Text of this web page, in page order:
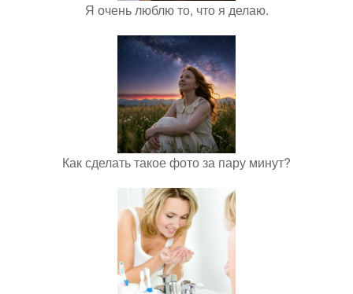
Я очень люблю то, что я делаю.
Как сделать такое фото за пару минут?